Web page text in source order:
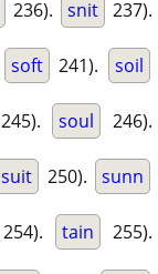
236). snit 237).
soft 241). soil
245). soul 246).
suit 250). sunn
254). tain 255).